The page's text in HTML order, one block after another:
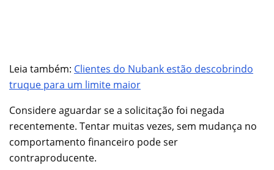
Leia também: Clientes do Nubank estão descobrindo
truque para um limite maior
Considere aguardar se a solicitação foi negada
recentemente. Tentar muitas vezes, sem mudança no
comportamento financeiro pode ser
contraproducente.